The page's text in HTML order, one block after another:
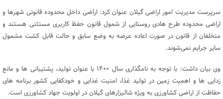
سرپرست مدیریت امور اراضی گیلان عنوان کرد: اراضی داخل محدوده قانونی شهرها و
اراضی محدوده طرح هادی روستایی از شمول قانون حفظ کاربری مستثنی هستند و
متخلفان از قانون در صورت اعاده عرصه به وضع سابق و حالت قابل کشت مشمول
سایر جرایم نمی‌شوند.
وی بیان داشت: با توجه به نامگذاری سال ۱۴۰۰ با عنوان تولید، پشتیبانی ها و مانع
زدایی ها و اهمیت زمین در تولید غذا، امنیت غذایی و خودکفایی کشور برنامه های
حفاظت از اراضی کشاورزی به ویژه شالیزارهای گیلان در اولویت جهاد کشاورزی است.